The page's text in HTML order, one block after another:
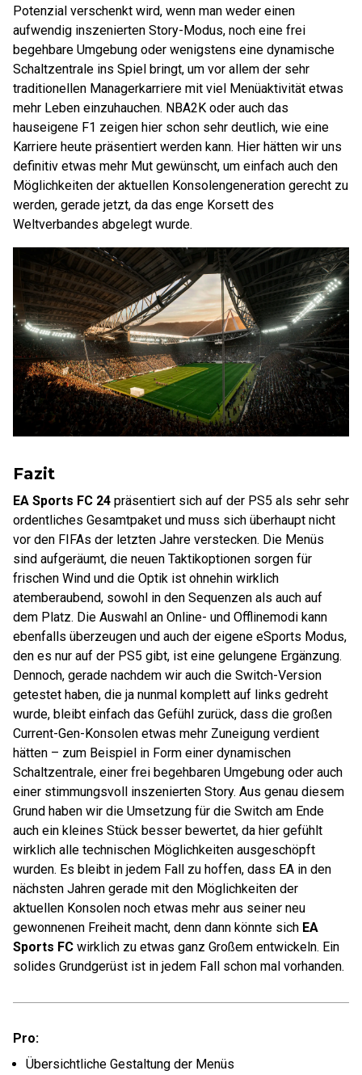
Potenzial verschenkt wird, wenn man weder einen
aufwendig inszenierten Story-Modus, noch eine frei
begehbare Umgebung oder wenigstens eine dynamische
Schaltzentrale ins Spiel bringt, um vor allem der sehr
traditionellen Managerkarriere mit viel Menüaktivität etwas
mehr Leben einzuhauchen. NBA2K oder auch das
hauseigene F1 zeigen hier schon sehr deutlich, wie eine
Karriere heute präsentiert werden kann. Hier hätten wir uns
definitiv etwas mehr Mut gewünscht, um einfach auch den
Möglichkeiten der aktuellen Konsolengeneration gerecht zu
werden, gerade jetzt, da das enge Korsett des
Weltverbandes abgelegt wurde.
Fazit
EA Sports FC 24 präsentiert sich auf der PS5 als sehr sehr
ordentliches Gesamtpaket und muss sich überhaupt nicht
vor den FIFAs der letzten Jahre verstecken. Die Menüs
sind aufgeräumt, die neuen Taktikoptionen sorgen für
frischen Wind und die Optik ist ohnehin wirklich
atemberaubend, sowohl in den Sequenzen als auch auf
dem Platz. Die Auswahl an Online- und Offlinemodi kann
ebenfalls überzeugen und auch der eigene eSports Modus,
den es nur auf der PS5 gibt, ist eine gelungene Ergänzung.
Dennoch, gerade nachdem wir auch die Switch-Version
getestet haben, die ja nunmal komplett auf links gedreht
wurde, bleibt einfach das Gefühl zurück, dass die großen
Current-Gen-Konsolen etwas mehr Zuneigung verdient
hätten – zum Beispiel in Form einer dynamischen
Schaltzentrale, einer frei begehbaren Umgebung oder auch
einer stimmungsvoll inszenierten Story. Aus genau diesem
Grund haben wir die Umsetzung für die Switch am Ende
auch ein kleines Stück besser bewertet, da hier gefühlt
wirklich alle technischen Möglichkeiten ausgeschöpft
wurden. Es bleibt in jedem Fall zu hoffen, dass EA in den
nächsten Jahren gerade mit den Möglichkeiten der
aktuellen Konsolen noch etwas mehr aus seiner neu
gewonnenen Freiheit macht, denn dann könnte sich EA
Sports FC wirklich zu etwas ganz Großem entwickeln. Ein
solides Grundgerüst ist in jedem Fall schon mal vorhanden.
Pro:
Übersichtliche Gestaltung der Menüs